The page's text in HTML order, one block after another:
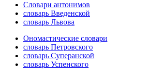
Словари антонимов
словарь Введенской
словарь Львова
Ономастические словари
словарь Петровского
словарь Суперанской
словарь Успенского